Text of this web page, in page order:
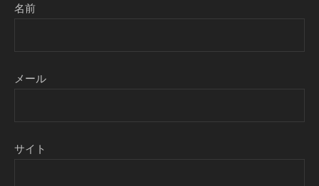
名前
メール
サイト